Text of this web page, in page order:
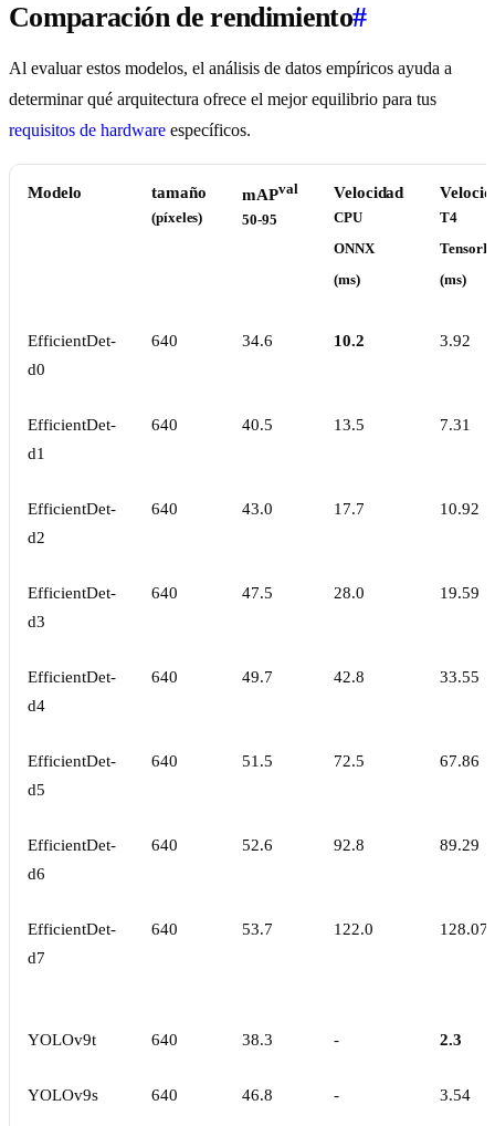
Comparación de rendimiento#
Al evaluar estos modelos, el análisis de datos empíricos ayuda a
determinar qué arquitectura ofrece el mejor equilibrio para tus
requisitos de hardware específicos.
Modelo tamaño
(píxeles)
mAPval
50-95
Velocidad
CPU
ONNX
(ms)
T4
(ms)
EfficientDet-
d0
640 34.6 10.2 3.92
EfficientDet-
d1
640 40.5 13.5 7.31
EfficientDet-
d2
640 43.0 17.7 10.92
EfficientDet-
d3
640 47.5 28.0 19.59
EfficientDet-
d4
640 49.7 42.8 33.55
EfficientDet-
d5
640 51.5 72.5 67.86
EfficientDet-
d6
640 52.6 92.8 89.29
EfficientDet-
d7
640 53.7 122.0 128.07
YOLOv9t 640 38.3 - 2.3
YOLOv9s 640 46.8 - 3.54